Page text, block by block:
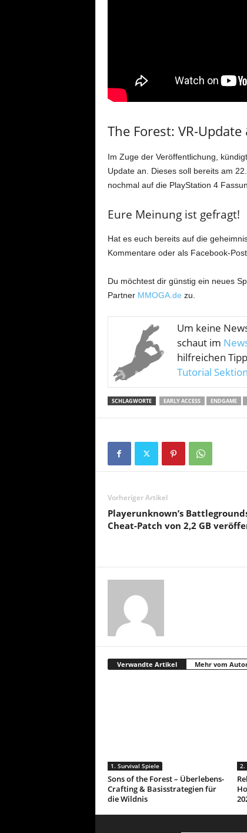
The Forest: VR-Update
Im Zuge der Veröffentlichung,
Update an. Dieses soll bereits am
nochmal auf die PlayStation 4
Eure Meinung ist gefragt!
Hat es euch bereits auf die
Kommentare oder als Facebook-
Du möchtest dir günstig ein neues
Partner MMOGA.de zu.
Um keine
schaut im
hilfreichen
Tutorial Sektion
SCHLAGWORTE EARLY ACCESS ENDGAME
Vorheriger Artikel
Playerunknown’s
Cheat-Patch von 2,2 GB
Verwandte Artikel Mehr vom
1. Survival Spiele
Sons of the Forest – Überlebens-
Crafting & Basisstrategien für
die Wildnis
2.